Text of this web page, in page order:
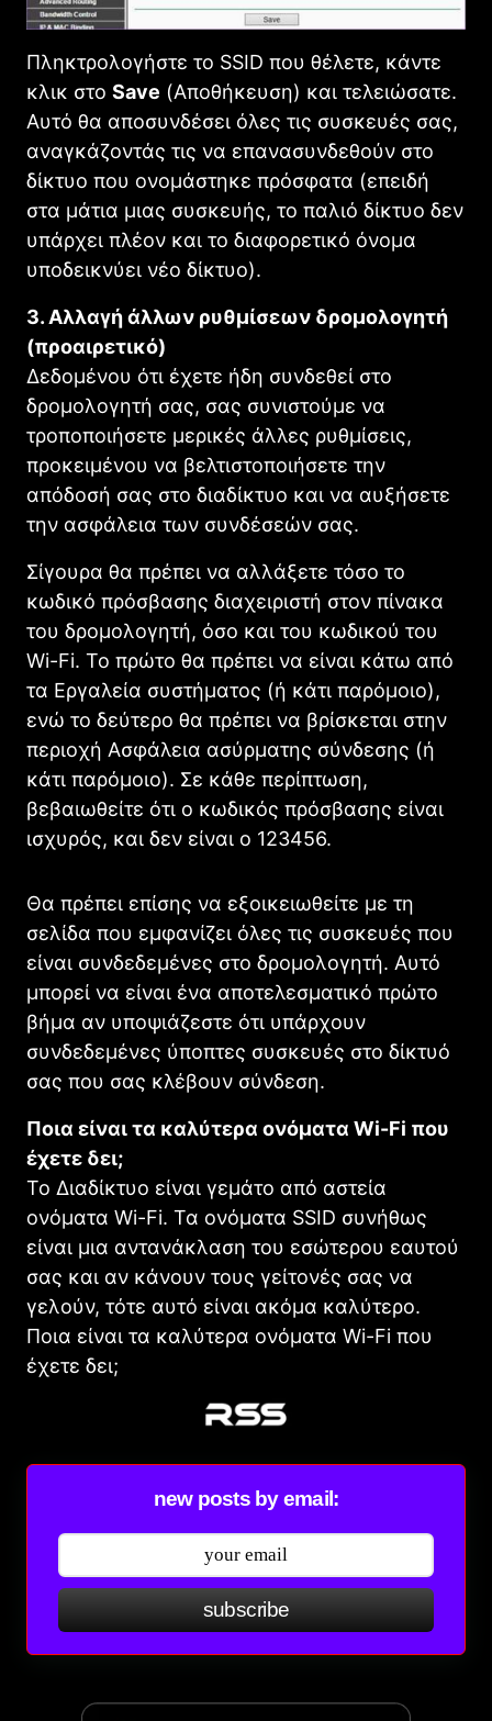
Πληκτρολογήστε το SSID που θέλετε, κάντε
κλικ στο Save (Αποθήκευση) και τελειώσατε.
Αυτό θα αποσυνδέσει όλες τις συσκευές σας,
αναγκάζοντάς τις να επανασυνδεθούν στο
δίκτυο που ονομάστηκε πρόσφατα (επειδή
στα μάτια μιας συσκευής, το παλιό δίκτυο δεν
υπάρχει πλέον και το διαφορετικό όνομα
υποδεικνύει νέο δίκτυο).
3. Αλλαγή άλλων ρυθμίσεων δρομολογητή
(προαιρετικό)
Δεδομένου ότι έχετε ήδη συνδεθεί στο
δρομολογητή σας, σας συνιστούμε να
τροποποιήσετε μερικές άλλες ρυθμίσεις,
προκειμένου να βελτιστοποιήσετε την
απόδοσή σας στο διαδίκτυο και να αυξήσετε
την ασφάλεια των συνδέσεών σας.
Σίγουρα θα πρέπει να αλλάξετε τόσο το
κωδικό πρόσβασης διαχειριστή στον πίνακα
του δρομολογητή, όσο και του κωδικού του
Wi-Fi. Το πρώτο θα πρέπει να είναι κάτω από
τα Εργαλεία συστήματος (ή κάτι παρόμοιο),
ενώ το δεύτερο θα πρέπει να βρίσκεται στην
περιοχή Ασφάλεια ασύρματης σύνδεσης (ή
κάτι παρόμοιο). Σε κάθε περίπτωση,
βεβαιωθείτε ότι ο κωδικός πρόσβασης είναι
ισχυρός, και δεν είναι ο 123456.
Θα πρέπει επίσης να εξοικειωθείτε με τη
σελίδα που εμφανίζει όλες τις συσκευές που
είναι συνδεδεμένες στο δρομολογητή. Αυτό
μπορεί να είναι ένα αποτελεσματικό πρώτο
βήμα αν υποψιάζεστε ότι υπάρχουν
συνδεδεμένες ύποπτες συσκευές στο δίκτυό
σας που σας κλέβουν σύνδεση.
Ποια είναι τα καλύτερα ονόματα Wi-Fi που
έχετε δει;
Το Διαδίκτυο είναι γεμάτο από αστεία
ονόματα Wi-Fi. Τα ονόματα SSID συνήθως
είναι μια αντανάκλαση του εσώτερου εαυτού
σας και αν κάνουν τους γείτονές σας να
γελούν, τότε αυτό είναι ακόμα καλύτερο.
Ποια είναι τα καλύτερα ονόματα Wi-Fi που
έχετε δει;
new posts by email:
subscribe